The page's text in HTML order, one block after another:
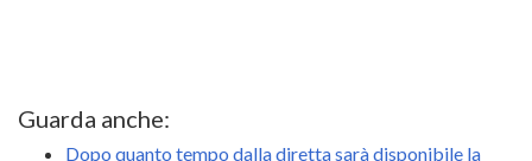
Guarda anche:
Dopo quanto tempo dalla diretta sarà disponibile la